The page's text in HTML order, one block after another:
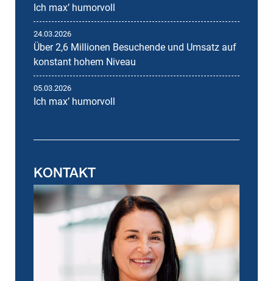
Ich maxʼ humorvoll
24.03.2026
Über 2,6 Millionen Besuchende und Umsatz auf
konstant hohem Niveau
05.03.2026
Ich maxʼ humorvoll
KONTAKT